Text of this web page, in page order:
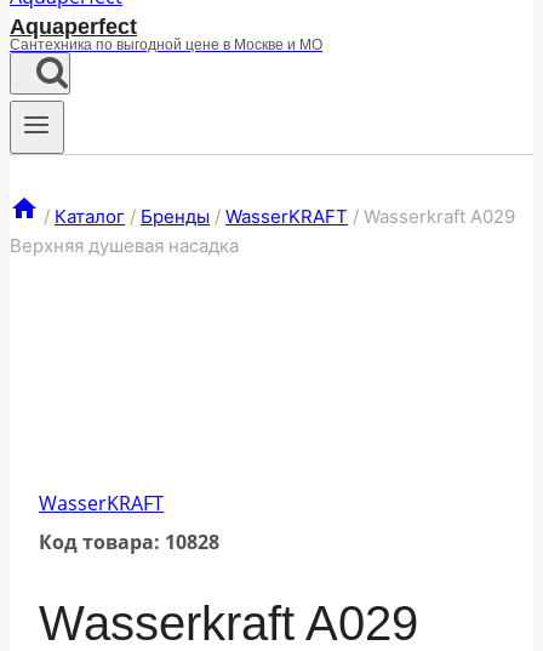
Aquaperfect
Сантехника по выгодной цене в Москве и МО
/ Каталог / Бренды / WasserKRAFT / Wasserkraft A029
Верхняя душевая насадка
WasserKRAFT
Код товара: 10828
Wasserkraft A029